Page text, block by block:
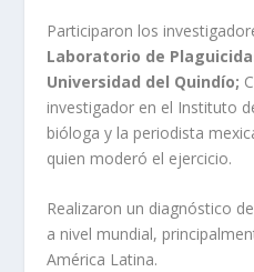
Participaron los
Laboratorio de
Universidad del Quindío;
investigador en el Instituto
bióloga y la periodista
quien moderó el ejercicio.
Realizaron un diagnóstico
a nivel mundial,
América Latina.